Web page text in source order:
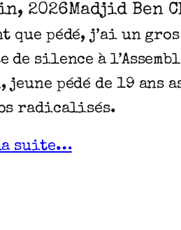
2026Madjid Ben
que pédé, j’ai un
de silence à
jeune pédé de 19 ans
radicalisés.
suite…